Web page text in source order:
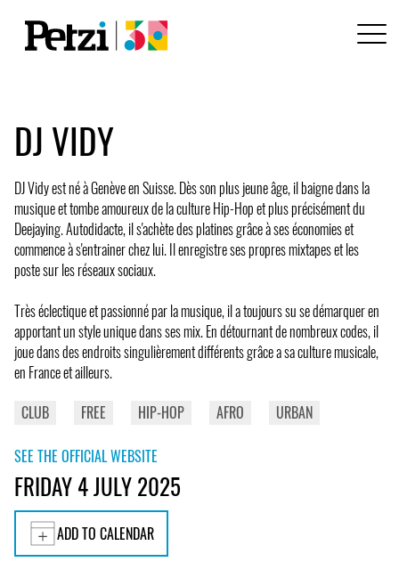
DJ VIDY
DJ Vidy est né à Genève en Suisse. Dès son plus jeune âge, il baigne dans la
musique et tombe amoureux de la culture Hip-Hop et plus précisément du
Deejaying. Autodidacte, il s'achète des platines grâce à ses économies et
commence à s'entrainer chez lui. Il enregistre ses propres mixtapes et les
poste sur les réseaux sociaux.
Très éclectique et passionné par la musique, il a toujours su se démarquer en
apportant un style unique dans ses mix. En détournant de nombreux codes, il
joue dans des endroits singulièrement différents grâce a sa culture musicale,
en France et ailleurs.
CLUB
FREE HIP-HOP AFRO URBAN
SEE THE OFFICIAL WEBSITE
FRIDAY 4 JULY 2025
ADD TO CALENDAR